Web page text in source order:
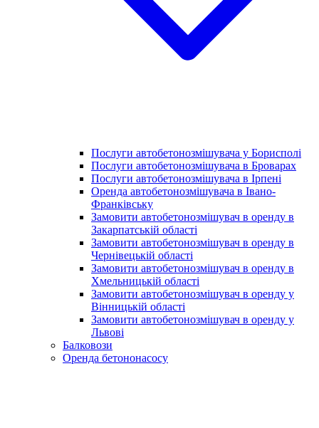
Послуги автобетонозмішувача у Борисполі
Послуги автобетонозмішувача в Броварах
Послуги автобетонозмішувача в Ірпені
Оренда автобетонозмішувача в Івано-
Франківську
Замовити автобетонозмішувач в оренду в
Закарпатській області
Замовити автобетонозмішувач в оренду в
Чернівецькій області
Замовити автобетонозмішувач в оренду в
Хмельницькій області
Замовити автобетонозмішувач в оренду у
Вінницькій області
Замовити автобетонозмішувач в оренду у
Львові
Балковози
Оренда бетононасосу